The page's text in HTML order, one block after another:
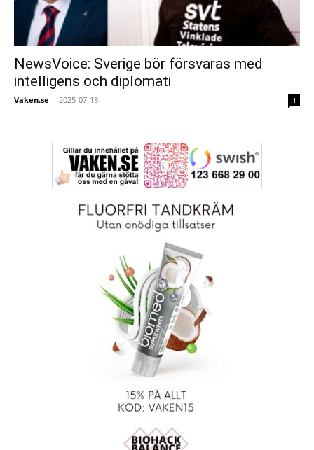
NewsVoice: Sverige bör försvaras med
intelligens och diplomati
Vaken.se - 2025-07-18 1